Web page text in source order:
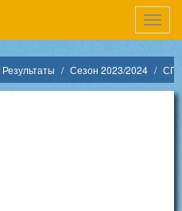
меню
Сезон 2023/2024